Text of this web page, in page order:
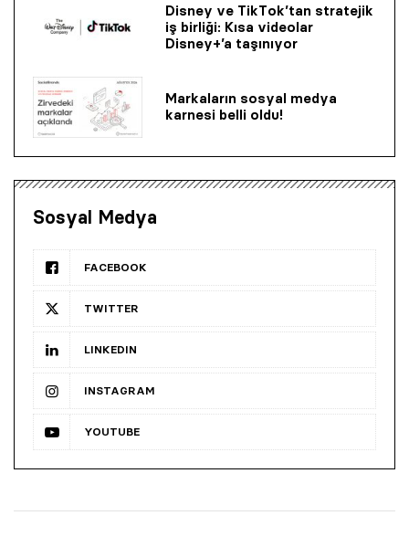
Disney ve TikTok’tan stratejik
iş birliği: Kısa videolar
Disney+’a taşınıyor
Markaların sosyal medya
karnesi belli oldu!
Sosyal Medya
FACEBOOK
TWITTER
LINKEDIN
INSTAGRAM
YOUTUBE